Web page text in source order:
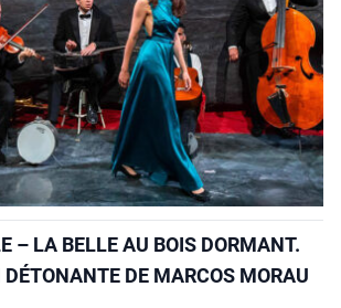
– LA BELLE AU BOIS DORMANT.
DÉTONANTE DE MARCOS MORAU